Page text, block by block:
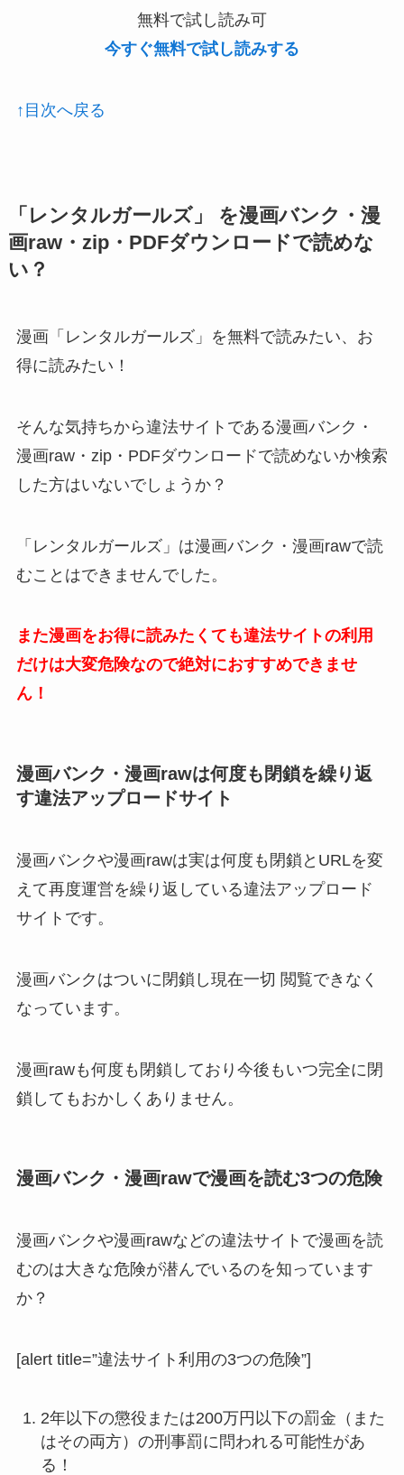
無料で試し読み可
今すぐ無料で試し読みする
↑目次へ戻る
「レンタルガールズ」 を漫画バンク・漫
画raw・zip・PDFダウンロードで読めな
い？
漫画「レンタルガールズ」を無料で読みたい、お
得に読みたい！
そんな気持ちから違法サイトである漫画バンク・
漫画raw・zip・PDFダウンロードで読めないか検索
した方はいないでしょうか？
「レンタルガールズ」は漫画バンク・漫画rawで読
むことはできませんでした。
また漫画をお得に読みたくても違法サイトの利用
だけは大変危険なので絶対におすすめできませ
ん！
漫画バンク・漫画rawは何度も閉鎖を繰り返
す違法アップロードサイト
漫画バンクや漫画rawは実は何度も閉鎖とURLを変
えて再度運営を繰り返している違法アップロード
サイトです。
漫画バンクはついに閉鎖し現在一切 閲覧できなく
なっています。
漫画rawも何度も閉鎖しており今後もいつ完全に閉
鎖してもおかしくありません。
漫画バンク・漫画rawで漫画を読む3つの危険
漫画バンクや漫画rawなどの違法サイトで漫画を読
むのは大きな危険が潜んでいるのを知っています
か？
[alert title=”違法サイト利用の3つの危険”]
2年以下の懲役または200万円以下の罰金（また
はその両方）の刑事罰に問われる可能性があ
る！